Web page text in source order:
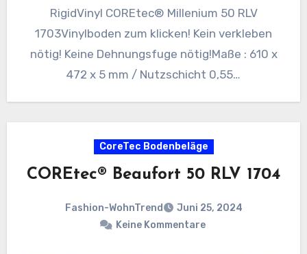
RigidVinyl COREtec® Millenium 50 RLV
1703Vinylboden zum klicken! Kein verkleben
nötig! Keine Dehnungsfuge nötig!Maße : 610 x
472 x 5 mm / Nutzschicht 0,55…
CoreTec Bodenbeläge
COREtec® Beaufort 50 RLV 1704
Fashion-WohnTrend
Juni 25, 2024
Keine Kommentare